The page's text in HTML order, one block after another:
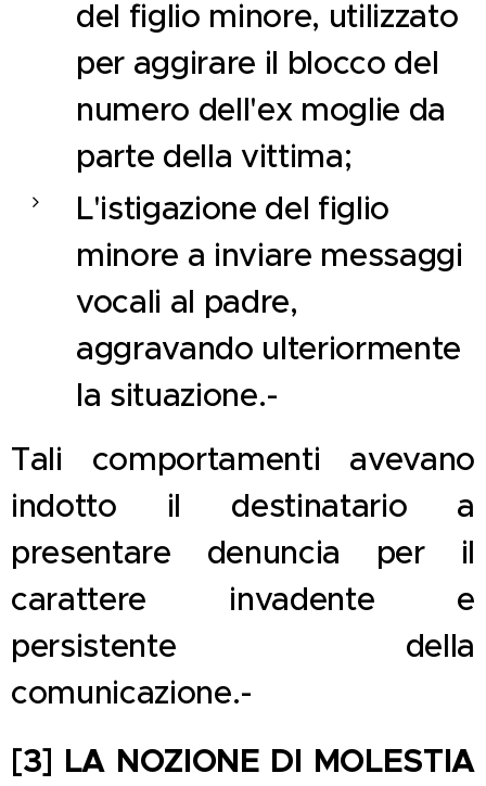
del figlio minore, utilizzato
per aggirare il blocco del
numero dell'ex moglie da
parte della vittima;
L'istigazione del figlio
minore a inviare messaggi
vocali al padre,
aggravando ulteriormente
la situazione.-
Tali comportamenti avevano
indotto il destinatario a
presentare denuncia per il
carattere invadente e
persistente della
comunicazione.-
[3] LA NOZIONE DI MOLESTIA